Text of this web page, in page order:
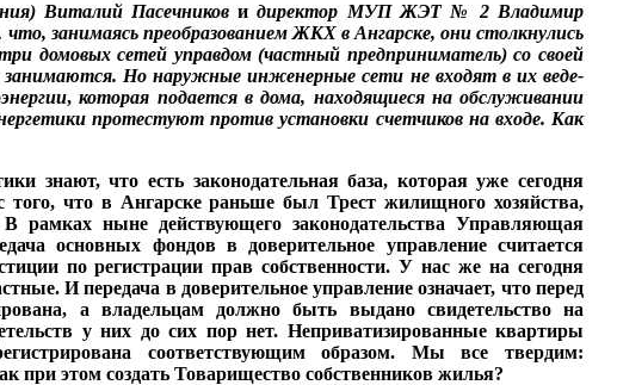
Виталий Пасечниковидиректор МУП ЖЭТ № 2 Владимир
что, зани­маясь преобразованием ЖКХ в Ангарске, онистолкнулись
домовых сетей управдом (частный предприниматель) со своей
Но наружные инженерные сети не входят в их веде­
,которая подается в дома, находящиеся на обслуживании
протестуют против установки счетчиков на входе. Как
знают, что есть законода­тельная база, которая уже сегодня
что в Ангарске раньше был Трест жилищного хо­зяйства,
ныне действующего законодательства Управля­ющая
основных фондов в доверительное управление считается
по регистрации прав собственности. У нас же на сегодня
И передача в доверительное управление означает, что перед
а владельцам должно быть выдано свиде­тельство на
у них до сих пор нет. Неприватизированные квартиры
соответствующим образом. Мы все твердим:
при этом создать Товарищество собственников жилья?